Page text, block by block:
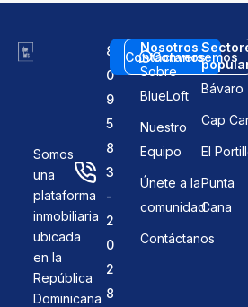
Somos
una
plataforma
inmobiliaria
ubicada
en la
República
Dominicana
8
0
9
5
8
3
-
2
0
2
8
Contáctanos
Conversemos
Nosotros
Sobre
BlueLoft
Nuestro
Equipo
Únete a la
comunidad
Contáctanos
Bávaro
Cap
El
Punta
Cana